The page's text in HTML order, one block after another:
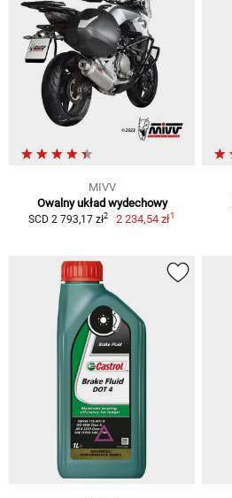
MIVV
Owalny układ wydechowy
SCD 2 793,17 zł2 2 234,54 zł1